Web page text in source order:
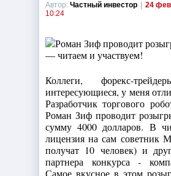
Автор: Частный инвестор 24
10:24
Коллеги, форекс-
интересующиеся, у меня
Разработчик торгового
Роман Зиф проводит
сумму 4000 долларов. В
лицензия на сам советник
получат 10 человек) и
партнера конкурса -
Самое вкусное в этом